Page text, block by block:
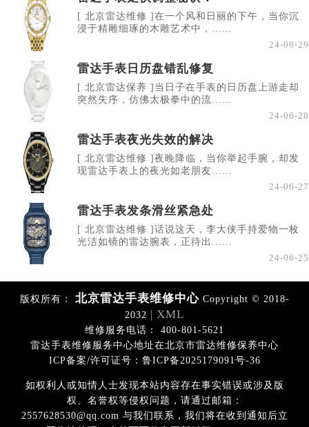
[ 北京雷达维修 ]在一个风和日丽的下午，当你沉
浸于精雕细琢的木雕艺术中，......
24-06-29
雷达手表日历盘错乱修复
[ 北京雷达保养 ]当日子在手表的日历盘上游走却
突然失序，仿佛太极拳中的流......
24-06-28
雷达手表夜光失效的解决
[ 北京雷达维修 ]夜晚降临，当你举起手腕，却发
现雷达手表上的夜光如老朋友......
24-06-27
雷达手表发条滑丝紧急处
[ 北京雷达维修 ]话说这天，李大侠手持爱物一枚
光洁如镜的雷达腕表，正待出......
24-06-25
版权所有： 北京雷达手表维修中心Copyright © 2018-
2032 | XML
维修服务电话： 400-801-5621
雷达手表维修服务中心地址在北京市雷达维修保养中心
ICP备案/许可证号：鲁ICP备2025179091号-36
如权利人或知情人士发现本站内容存在事实错误或涉及版
权、名誉权等侵权问题，请通过邮箱：
2557628530@qq.com 与我们联系，我们将在收到通知后立